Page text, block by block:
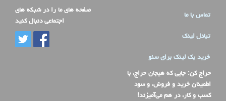
تماس با ما
تبادل لینک
خرید بک لینک برای سئو
حراج کن: جایی که هیجان حراج، با
اطمینان خرید و فروش، و سود
کسب و کار، در هم می‌آمیزند!
صفحه های ما را در شبکه های
اجتماعی دنبال کنید